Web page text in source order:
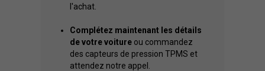
l'achat.
Complétez maintenant les détails
de votre voiture ou commandez
des capteurs de pression TPMS et
attendez notre appel.